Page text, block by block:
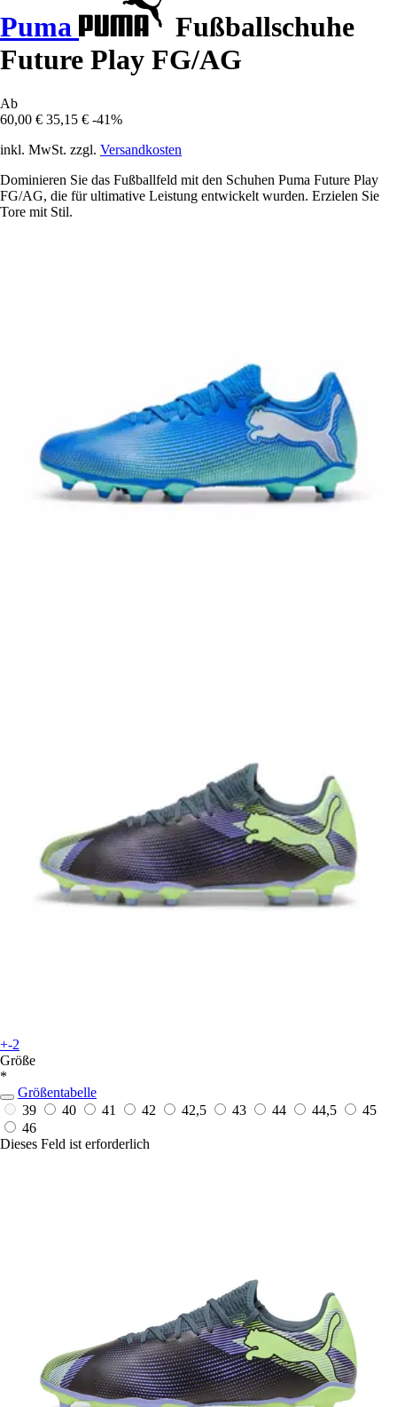
Puma
Fußballschuhe
Future Play FG/AG
Ab
60,00 € 35,15 € -41%
inkl. MwSt. zzgl. Versandkosten
Dominieren Sie das Fußballfeld mit den Schuhen Puma Future Play
FG/AG, die für ultimative Leistung entwickelt wurden. Erzielen Sie
Tore mit Stil.
+-2
Größe
*
Größentabelle
39
40 41 42 42,5 43 44 44,5
45
46
Dieses Feld ist erforderlich